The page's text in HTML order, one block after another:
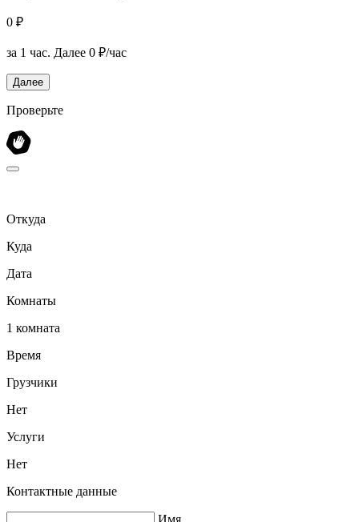
0 ₽
за 1 час. Далее 0 ₽/час
Далее
Проверьте
Откуда
Куда
Дата
Комнаты
1 комната
Время
Грузчики
Нет
Услуги
Нет
Контактные данные
Имя